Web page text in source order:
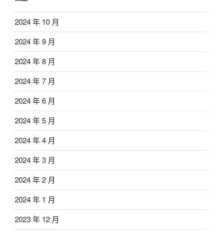
2024 年 10 月
2024 年 9 月
2024 年 8 月
2024 年 7 月
2024 年 6 月
2024 年 5 月
2024 年 4 月
2024 年 3 月
2024 年 2 月
2024 年 1 月
2023 年 12 月